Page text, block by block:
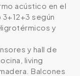
acústico en el
según
y
y hall de
living
Balcones